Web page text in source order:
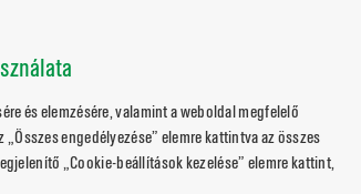
és elemzésére, valamint a weboldal megfelelő
engedélyezése” elemre kattintva az összes
„Cookie-beállítások kezelése” elemre kattint,